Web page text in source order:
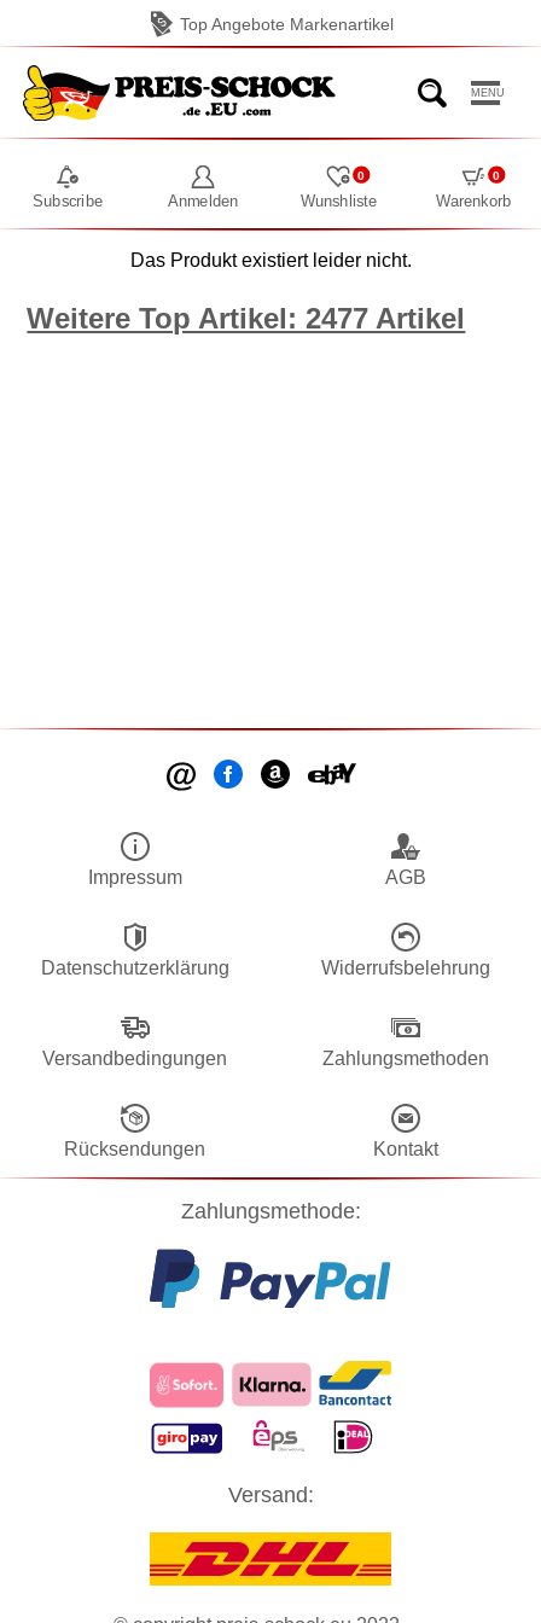
zu Ihren Rechten als Benutzer finden Sie in unserer
Cookies zu akzeptieren und direkt unsere Website besuchen zu
ZUSTIMMUNG
Top Angebote Markenartikel
MENU
Subscribe Anmelden Wunshliste
0
Warenkorb
0
Das Produkt existiert leider nicht.
Weitere Top Artikel: 2477 Artikel
Impressum AGB
Datenschutzerklärung Widerrufsbelehrung
Versandbedingungen Zahlungsmethoden
Rücksendungen Kontakt
Zahlungsmethode:
Versand: